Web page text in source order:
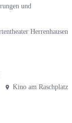
und
Herrenhausen
Kino am Raschplatz